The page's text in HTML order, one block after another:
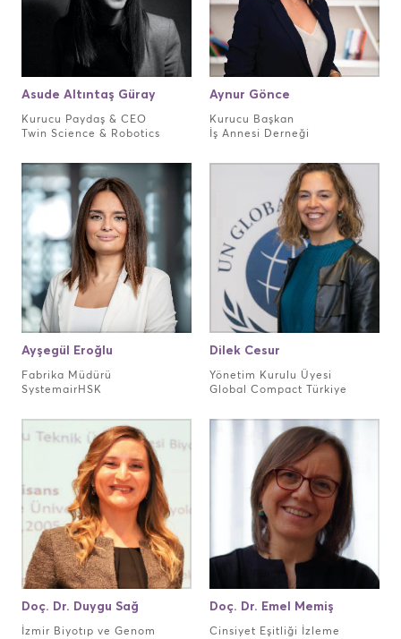
Asude Altıntaş Güray
Kurucu Paydaş & CEO
Twin Science & Robotics
Aynur Gönce
Kurucu Başkan
İş Annesi Derneği
Ayşegül Eroğlu
Fabrika Müdürü
SystemairHSK
Dilek Cesur
Yönetim Kurulu Üyesi
Global Compact Türkiye
Doç. Dr. Duygu Sağ
İzmir Biyotıp ve Genom
Doç. Dr. Emel Memiş
Cinsiyet Eşitliği İzleme